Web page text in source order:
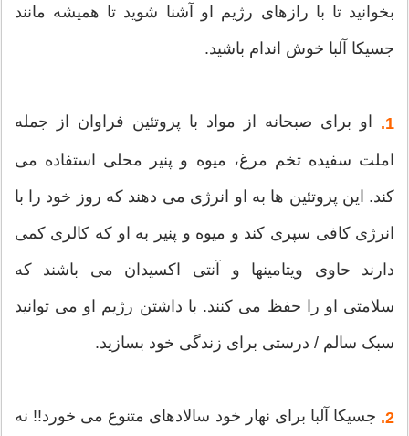
بخوانید تا با رازهای رژیم او آشنا شوید تا همیشه مانند
جسیکا آلبا خوش اندام باشید.
1. او برای صبحانه از مواد با پروتئین فراوان از جمله
املت سفیده تخم مرغ، میوه و پنیر محلی استفاده می
کند. این پروتئین ها به او انرژی می دهند که روز خود را با
انرژی کافی سپری کند و میوه و پنیر به او که کالری کمی
دارند حاوی ویتامینها و آنتی اکسیدان می باشند که
سلامتی او را حفظ می کنند. با داشتن رژیم او می توانید
سبک سالم / درستی برای زندگی خود بسازید.
2. جسیکا آلبا برای نهار خود سالادهای متنوع می خورد!! نه